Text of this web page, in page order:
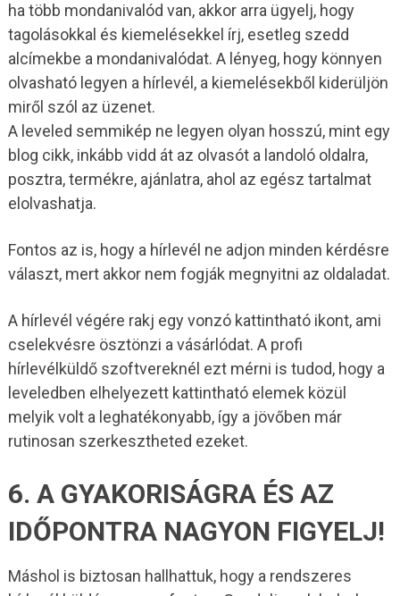
ha több mondanivalód van, akkor arra ügyelj, hogy
tagolásokkal és kiemelésekkel írj, esetleg szedd
alcímekbe a mondanivalódat. A lényeg, hogy könnyen
olvasható legyen a hírlevél, a kiemelésekből kiderüljön
miről szól az üzenet.
A leveled semmikép ne legyen olyan hosszú, mint egy
blog cikk, inkább vidd át az olvasót a landoló oldalra,
posztra, termékre, ajánlatra, ahol az egész tartalmat
elolvashatja.
Fontos az is, hogy a hírlevél ne adjon minden kérdésre
választ, mert akkor nem fogják megnyitni az oldaladat.
A hírlevél végére rakj egy vonzó kattintható ikont, ami
cselekvésre ösztönzi a vásárlódat. A profi
hírlevélküldő szoftvereknél ezt mérni is tudod, hogy a
leveledben elhelyezett kattintható elemek közül
melyik volt a leghatékonyabb, így a jövőben már
rutinosan szerkesztheted ezeket.
6. A GYAKORISÁGRA ÉS AZ
IDŐPONTRA NAGYON FIGYELJ!
Máshol is biztosan hallhattuk, hogy a rendszeres